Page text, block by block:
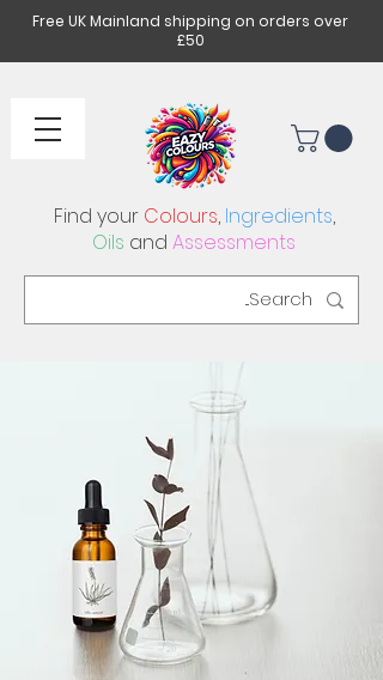
Find your Colours, Ingredients,
Oils and Assessments
Free UK Mainland shipping on orders over
£50